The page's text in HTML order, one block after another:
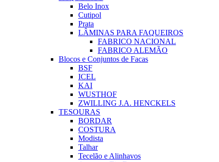
Belo Inox
Cutipol
Prata
LÂMINAS PARA FAQUEIROS
FABRICO NACIONAL
FABRICO ALEMÃO
Blocos e Conjuntos de Facas
BSF
ICEL
KAI
WUSTHOF
ZWILLING J.A. HENCKELS
TESOURAS
BORDAR
COSTURA
Modista
Talhar
Tecelão e Alinhavos